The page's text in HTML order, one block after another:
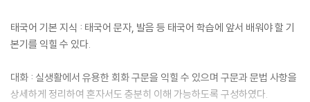
태국어 기본 지식 : 태국어 문자, 발음 등 태국어 학습에 앞서 배워야 할 기
본기를 익힐 수 있다.
대화 : 실생활에서 유용한 회화 구문을 익힐 수 있으며 구문과 문법 사항을
상세하게 정리하여 혼자서도 충분히 이해 가능하도록 구성하였다.